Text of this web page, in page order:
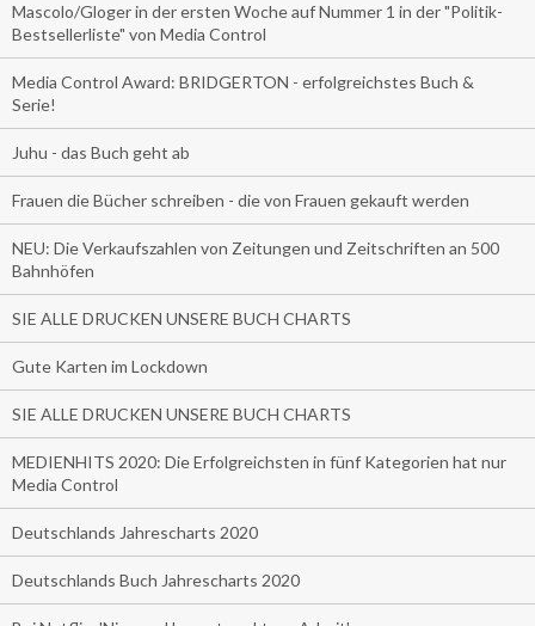
Mascolo/Gloger in der ersten Woche auf Nummer 1 in der "Politik-
Bestsellerliste" von Media Control
Media Control Award: BRIDGERTON - erfolgreichstes Buch &
Serie!
Juhu - das Buch geht ab
Frauen die Bücher schreiben - die von Frauen gekauft werden
NEU: Die Verkaufszahlen von Zeitungen und Zeitschriften an 500
Bahnhöfen
SIE ALLE DRUCKEN UNSERE BUCH CHARTS
Gute Karten im Lockdown
SIE ALLE DRUCKEN UNSERE BUCH CHARTS
MEDIENHITS 2020: Die Erfolgreichsten in fünf Kategorien hat nur
Media Control
Deutschlands Jahrescharts 2020
Deutschlands Buch Jahrescharts 2020